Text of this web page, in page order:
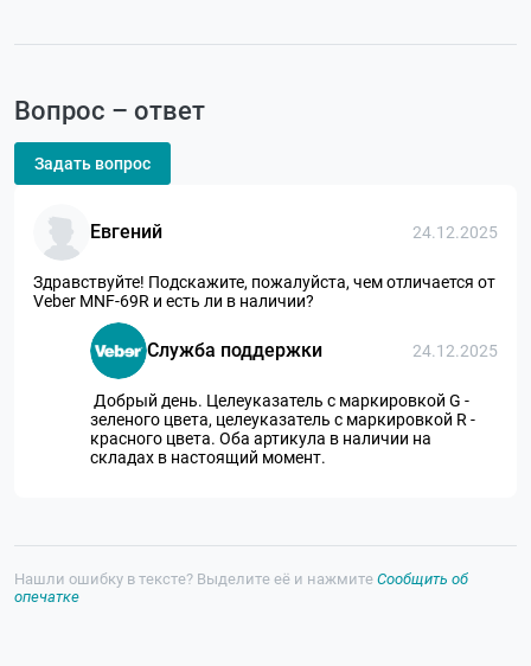
Вопрос – ответ
Задать вопрос
Евгений 24.12.2025
Здравствуйте! Подскажите, пожалуйста, чем отличается от
Veber MNF-69R и есть ли в наличии?
Служба поддержки 24.12.2025
Добрый день. Целеуказатель с маркировкой G -
зеленого цвета, целеуказатель с маркировкой R -
красного цвета. Оба артикула в наличии на
складах в настоящий момент.
Нашли ошибку в тексте? Выделите её и нажмите Сообщить об
опечатке